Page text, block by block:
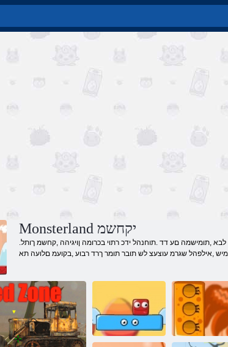
Monsterland יקחשמ
.עיפוהל רתוי תובכרומ תומישמ לש תונוכת ,תוטשפ לש הארמה ירוחאמ םימ .םולשת אלל קחשל רתוי השק תויהל ךפוה הז הגרדהב לבא ,תומישמה םע דד .תוחנהל ידכ רתוי בכרומה ןויגיהה ,קחשמ ךותל
,אילפהל שגרמ עוצעצ לש תובר תומר ךרד רבוע ,בקועמ םלועה תא